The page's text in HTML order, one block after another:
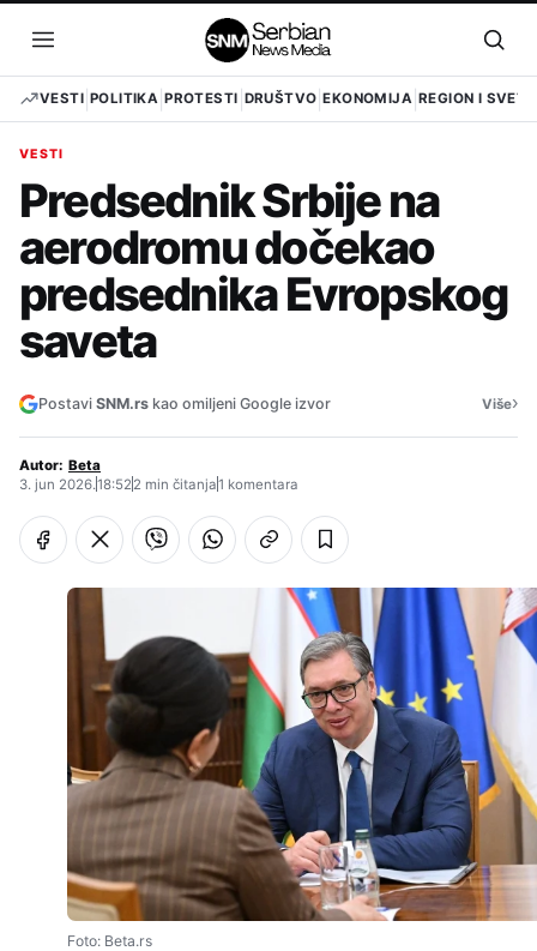
sadržaj
Otvori
meni
VESTI POLITIKA PROTESTI DRUŠTVO EKONOMIJA REGION I SVET
VESTI
Predsednik Srbije na
aerodromu dočekao
predsednika Evropskog
saveta
Postavi SNM.rs kao omiljeni Google izvor Više›
Autor: Beta
3. jun 2026.18:52 2 min čitanja1 komentara
Foto: Beta.rs